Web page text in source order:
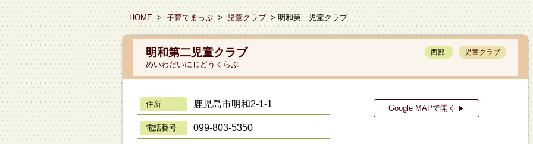
HOME > 子育てまっぷ > 児童クラブ > 明和第二児童クラブ
明和第二児童クラブ
めいわだいにじどうくらぶ
西部 児童クラブ
Google MAPで開く ▶
住所 鹿児島市明和2-1-1
電話番号 099-803-5350